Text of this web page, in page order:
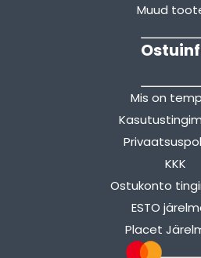
Muud
Mis on
KKK
Ostukonto
ESTO
Placet